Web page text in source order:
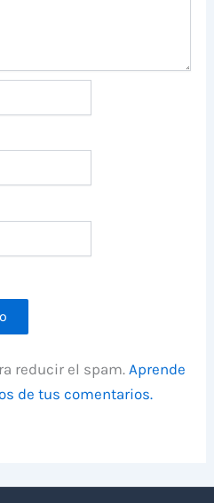
reducir el spam.Aprende
de tus comentarios.